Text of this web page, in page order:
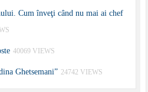
Cum înveţi când nu mai ai chef
40069 VIEWS
Ghetsemani” 24742 VIEWS